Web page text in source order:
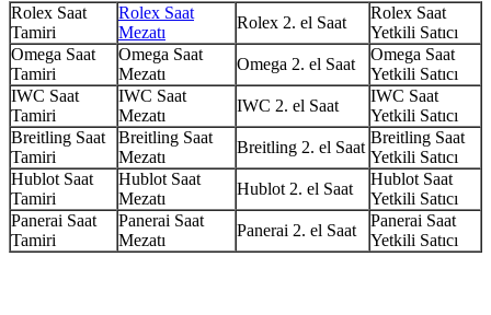
Rolex Saat
Tamiri
Rolex Saat
Mezatı
Rolex 2. el Saat
Rolex Saat
Yetkili Satıcı
Omega Saat
Tamiri
Omega Saat
Mezatı
Omega 2. el Saat
Omega Saat
Yetkili Satıcı
IWC Saat
Tamiri
IWC Saat
Mezatı
IWC 2. el Saat
IWC Saat
Yetkili Satıcı
Breitling Saat
Tamiri
Breitling Saat
Mezatı
Breitling 2. el Saat
Breitling Saat
Yetkili Satıcı
Hublot Saat
Tamiri
Hublot Saat
Mezatı
Hublot 2. el Saat
Hublot Saat
Yetkili Satıcı
Panerai Saat
Tamiri
Panerai Saat
Mezatı
Panerai 2. el Saat
Panerai Saat
Yetkili Satıcı